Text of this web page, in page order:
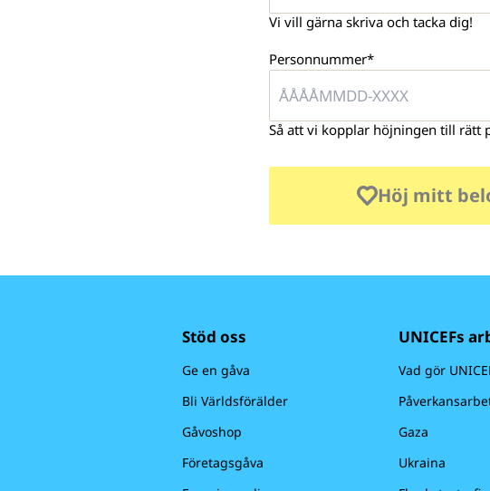
Vi vill gärna skriva och tacka dig!
Personnummer*
Så att vi kopplar höjningen till rätt
Höj mitt
Stöd oss
Ge en gåva
Bli Världsförälder
Gåvoshop
Företagsgåva
UNICEFs
Vad gör
Gaza
Ukraina